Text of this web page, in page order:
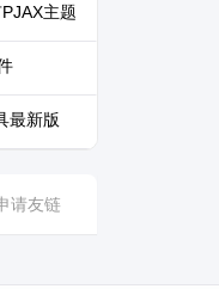
主题
最新版
请友链